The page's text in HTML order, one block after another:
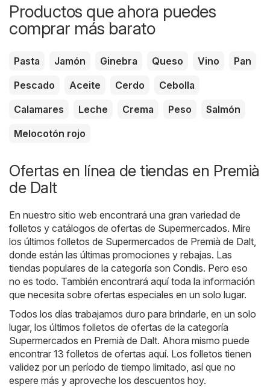
Productos que ahora puedes
comprar más barato
Pasta Jamón Ginebra Queso Vino
Pan
Pescado
Aceite Cerdo
Cebolla
Calamares
Leche Crema Peso
Salmón
Melocotón rojo
Ofertas en línea de tiendas en Premià
de Dalt
En nuestro sitio web encontrará una gran variedad de
folletos y catálogos de ofertas de Supermercados. Mire
los últimos folletos de Supermercados de Premià de Dalt,
donde están las últimas promociones y rebajas. Las
tiendas populares de la categoría son Condis. Pero eso
no es todo. También encontrará aquí toda la información
que necesita sobre ofertas especiales en un solo lugar.
Todos los días trabajamos duro para brindarle, en un solo
lugar, los últimos folletos de ofertas de la categoría
Supermercados en Premià de Dalt. Ahora mismo puede
encontrar 13 folletos de ofertas aquí. Los folletos tienen
validez por un período de tiempo limitado, así que no
espere más y aproveche los descuentos hoy.